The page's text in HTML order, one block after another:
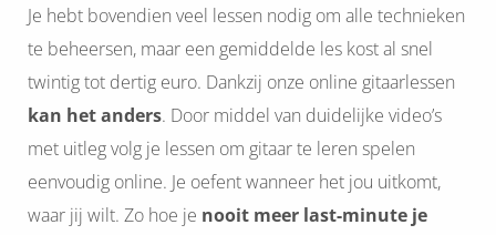
Je hebt bovendien veel lessen nodig om alle technieken
te beheersen, maar een gemiddelde les kost al snel
twintig tot dertig euro. Dankzij onze online gitaarlessen
kan het anders. Door middel van duidelijke video’s
met uitleg volg je lessen om gitaar te leren spelen
eenvoudig online. Je oefent wanneer het jou uitkomt,
waar jij wilt. Zo hoe je nooit meer last-minute je